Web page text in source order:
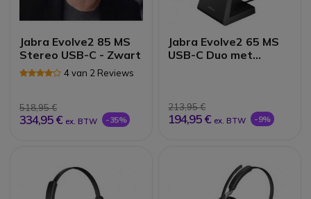
Jabra Evolve2 85 MS
Stereo USB-C - Zwart
4 van 2 Reviews
518,95 €
334,95 € ex. BTW -35%
Jabra Evolve2 65 MS
USB-C Duo met
213,95 €
194,95 € ex. BTW -9%